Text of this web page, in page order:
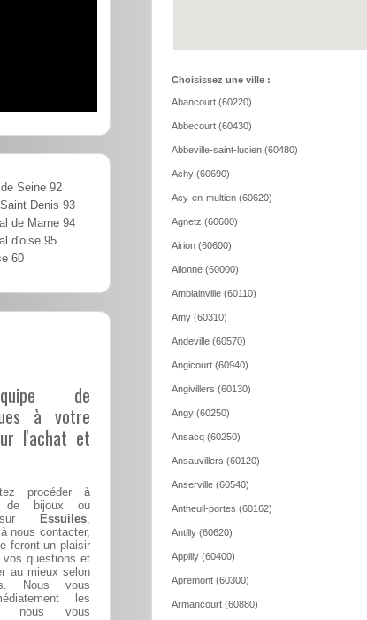
Seine 92
Denis 93
de Marne 94
d'oise 95
60
de
à votre
l'achat et
procéder à
de bijoux ou
sur
Essuiles,
nous contacter,
feront un plaisir
vos questions et
au mieux selon
Nous vous
les
nous vous
Choisissez une ville :
Abancourt (60220)
Abbecourt (60430)
Abbeville-saint-lucien (60480)
Achy (60690)
Acy-en-multien (60620)
Agnetz (60600)
Airion (60600)
Allonne (60000)
Amblainville (60110)
Amy (60310)
Andeville (60570)
Angicourt (60940)
Angivillers (60130)
Angy (60250)
Ansacq (60250)
Ansauvillers (60120)
Anserville (60540)
Antheuil-portes (60162)
Antilly (60620)
Appilly (60400)
Apremont (60300)
Armancourt (60880)